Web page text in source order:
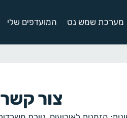
מערכת שמש נט המועדפים שלי
צור קשר